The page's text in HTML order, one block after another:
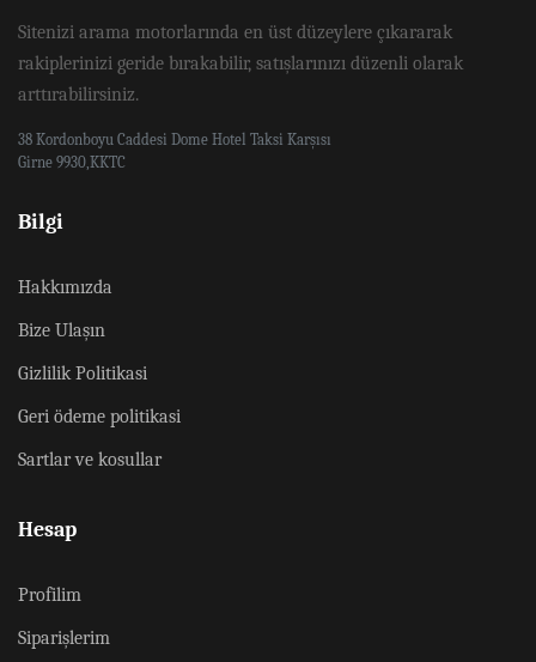
Sitenizi arama motorlarında en üst düzeylere çıkararak
rakiplerinizi geride bırakabilir, satışlarınızı düzenli olarak
arttırabilirsiniz.
38 Kordonboyu Caddesi Dome Hotel Taksi Karşısı
Girne 9930,KKTC
Bilgi
Hakkımızda
Bize Ulaşın
Gizlilik Politikasi
Geri ödeme politikasi
Sartlar ve kosullar
Hesap
Profilim
Siparişlerim